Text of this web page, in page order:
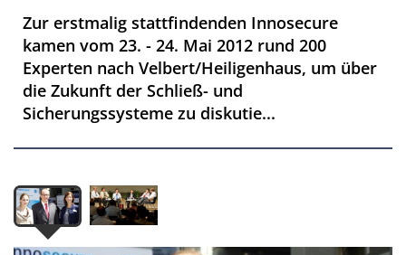
Zur erstmalig stattfindenden Innosecure
kamen vom 23. - 24. Mai 2012 rund 200
Experten nach Velbert/Heiligenhaus, um über
die Zukunft der Schließ- und
Sicherungssysteme zu diskutie...